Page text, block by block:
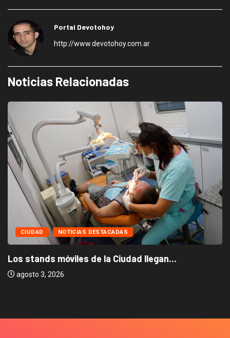
Portal Devotohoy
http://www.devotohoy.com.ar
Noticias Relacionadas
CIUDAD NOTICIAS DESTACADAS
Los stands móviles de la Ciudad llegan...
agosto 3, 2026